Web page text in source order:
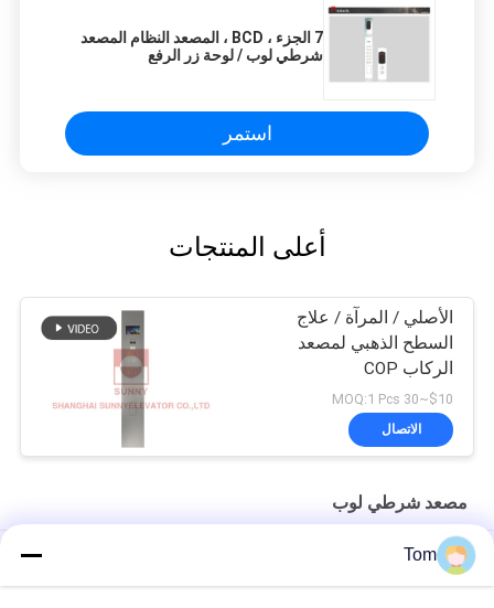
7 الجزء ، BCD ، المصعد النظام المصعد
شرطي لوب / لوحة زر الرفع
استمر
أعلى المنتجات
الأصلي / المرآة / علاج
السطح الذهبي لمصعد
الركاب COP
$10~30 MOQ:1 Pcs
الاتصال
مصعد شرطي لوب
ركاب مصعد عنصر مثبت على السطح مضمن
Tom